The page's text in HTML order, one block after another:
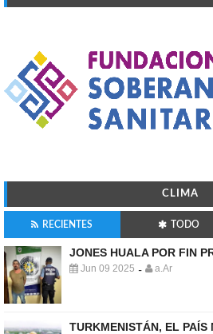
CLIMA
RECIENTES TODO
JONES HUALA POR FIN
Jun 09 2025 - a.Ar
TURKMENISTÁN, EL